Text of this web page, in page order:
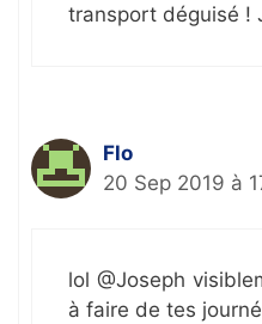
transport déguisé !
Flo
20 Sep 2019 à
lol @Joseph
à faire de tes